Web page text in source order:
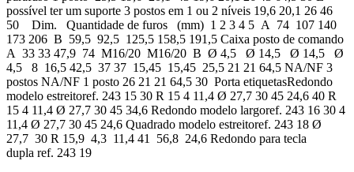
possível ter um suporte 3 postos em 1 ou 2 níveis 19,6 20,1 26 46
50 Dim. Quantidade de furos (mm) 1 2 3 4 5 A 74 107 140
173 206 B 59,5 92,5 125,5 158,5 191,5 Caixa posto de comando
A 33 33 47,9 74 M16/20 M16/20 B Ø 4,5 Ø 14,5 Ø 14,5 Ø
4,5 8 16,5 42,5 37 37 15,45 15,45 25,5 21 21 64,5 NA/NF 3
postos NA/NF 1 posto 26 21 21 64,5 30 Porta etiquetasRedondo
modelo estreitoref. 243 15 30 R 15 4 11,4 Ø 27,7 30 45 24,6 40 R
15 4 11,4 Ø 27,7 30 45 34,6 Redondo modelo largoref. 243 16 30 4
11,4 Ø 27,7 30 45 24,6 Quadrado modelo estreitoref. 243 18 Ø
27,7 30 R 15,9 4,3 11,4 41 56,8 24,6 Redondo para tecla
dupla ref. 243 19